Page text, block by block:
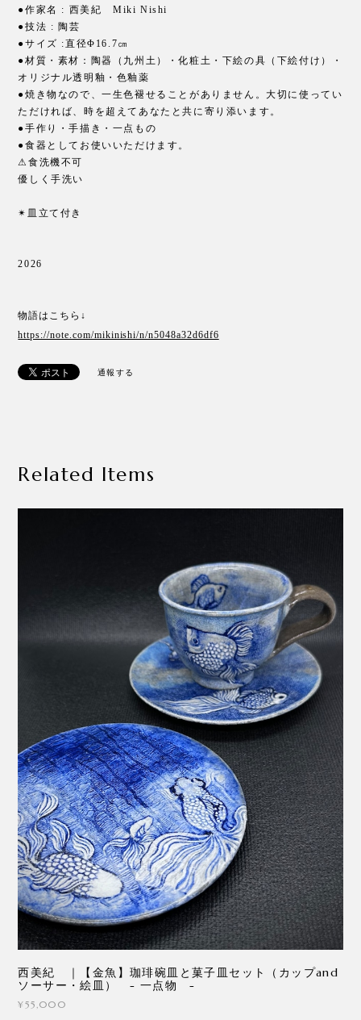
●作家名 : 西美紀 Miki Nishi
●技法 : 陶芸
●サイズ :直径Φ16.7㎝
●材質・素材：陶器（九州土）・化粧土・下絵の具（下絵付け）・
オリジナル透明釉・色釉薬
●焼き物なので、一生色褪せることがありません。大切に使ってい
ただければ、時を超えてあなたと共に寄り添います。
●手作り・手描き・一点もの
●食器としてお使いいただけます。
⚠︎食洗機不可
優しく手洗い
✴︎皿立て付き
2026
物語はこちら↓
https://note.com/mikinishi/n/n5048a32d6df6
通報する
Related Items
西美紀 ｜【金魚】珈琲碗皿と菓子皿セット（カップand
ソーサー・絵皿） - 一点物 -
¥55,000